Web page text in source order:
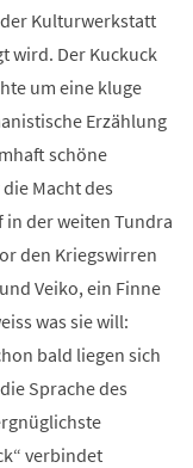
der Kulturwerkstatt
wird. Der Kuckuck
um eine kluge
Erzählung
schöne
Macht des
in der weiten Tundra
den Kriegswirren
Veiko, ein Finne
was sie will:
bald liegen sich
Sprache des
verbindet